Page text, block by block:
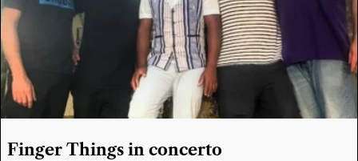
Finger Things in concerto